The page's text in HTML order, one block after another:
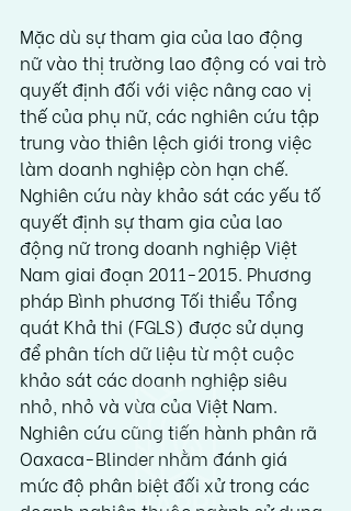
Mặc dù sự tham gia của lao động
nữ vào thị trường lao động có vai trò
quyết định đối với việc nâng cao vị
thế của phụ nữ, các nghiên cứu tập
trung vào thiên lệch giới trong việc
làm doanh nghiệp còn hạn chế.
Nghiên cứu này khảo sát các yếu tố
quyết định sự tham gia của lao
động nữ trong doanh nghiệp Việt
Nam giai đoạn 2011-2015. Phương
pháp Bình phương Tối thiểu Tổng
quát Khả thi (FGLS) được sử dụng
để phân tích dữ liệu từ một cuộc
khảo sát các doanh nghiệp siêu
nhỏ, nhỏ và vừa của Việt Nam.
Nghiên cứu cũng tiến hành phân rã
Oaxaca-Blinder nhằm đánh giá
mức độ phân biệt đối xử trong các